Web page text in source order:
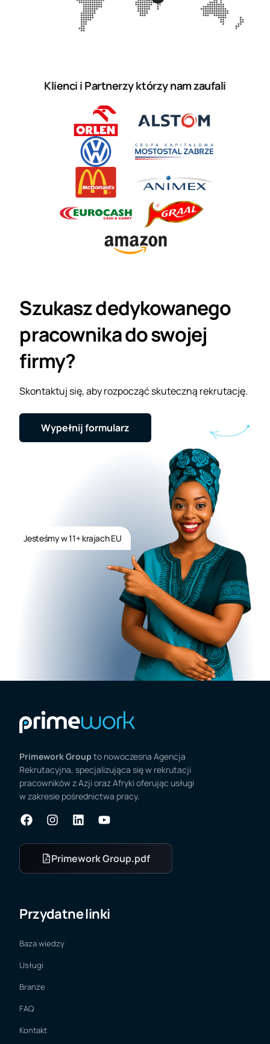
Klienci i Partnerzy którzy nam zaufali
Szukasz dedykowanego
pracownika do swojej
firmy?
Skontaktuj się, aby rozpocząć skuteczną rekrutację.
Wypełnij formularz
Jesteśmy w 11+ krajach EU
Primework Group to nowoczesna Agencja
Rekrutacyjna, specjalizująca się w rekrutacji
pracowników z Azji oraz Afryki oferując usługi
w zakresie pośrednictwa pracy.
Primework Group.pdf
Przydatne linki
Baza wiedzy
Usługi
Branże
FAQ
Kontakt